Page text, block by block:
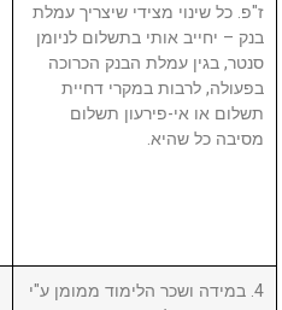
ז"פ. כל שינוי מצידי שיצריך עמלת
בנק – יחייב אותי בתשלום לניומן
סנטר, בגין עמלת הבנק הכרוכה
בפעולה, לרבות במקרי דחיית
תשלום או אי-פירעון תשלום
מסיבה כל שהיא.
4. במידה ושכר הלימוד ממומן ע"י